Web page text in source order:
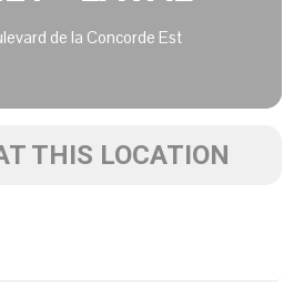
de la Concorde Est
THIS LOCATION